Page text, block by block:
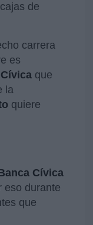
de
carrera
es
que
la
quiere
Cívica
eso durante
que